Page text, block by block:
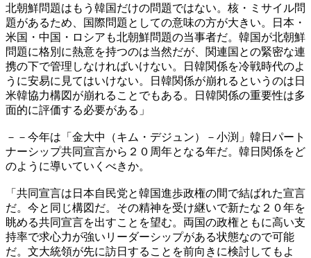
北朝鮮問題はもう韓国だけの問題ではない。核・ミサイル問
題があるため、国際問題としての意味の方が大きい。日本・
米国・中国・ロシアも北朝鮮問題の当事者だ。韓国が北朝鮮
問題に格別に熱意を持つのは当然だが、関連国との緊密な連
携の下で管理しなければいけない。日韓関係を冷戦時代のよ
うに安易に見てはいけない。日韓関係が崩れるというのは日
米韓協力構図が崩れることでもある。日韓関係の重要性は多
面的に評価する必要がある」
－－今年は「金大中（キム・デジュン）－小渕」韓日パート
ナーシップ共同宣言から２０周年となる年だ。韓日関係をど
のように導いていくべきか。
「共同宣言は日本自民党と韓国進歩政権の間で結ばれた宣言
だ。今と同じ構図だ。その精神を受け継いで新たな２０年を
眺める共同宣言を出すことを望む。両国の政権ともに高い支
持率で求心力が強いリーダーシップがある状態なので可能
だ。文大統領が先に訪日することを前向きに検討してもよ